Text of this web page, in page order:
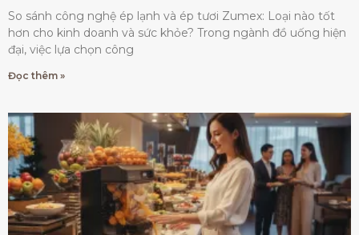
So sánh công nghệ ép lạnh và ép tươi Zumex: Loại nào tốt
hơn cho kinh doanh và sức khỏe? Trong ngành đồ uống hiện
đại, việc lựa chọn công
Đọc thêm »